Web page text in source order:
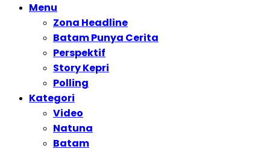
Menu
Zona Headline
Batam Punya Cerita
Perspektif
Story Kepri
Polling
Kategori
Video
Natuna
Batam